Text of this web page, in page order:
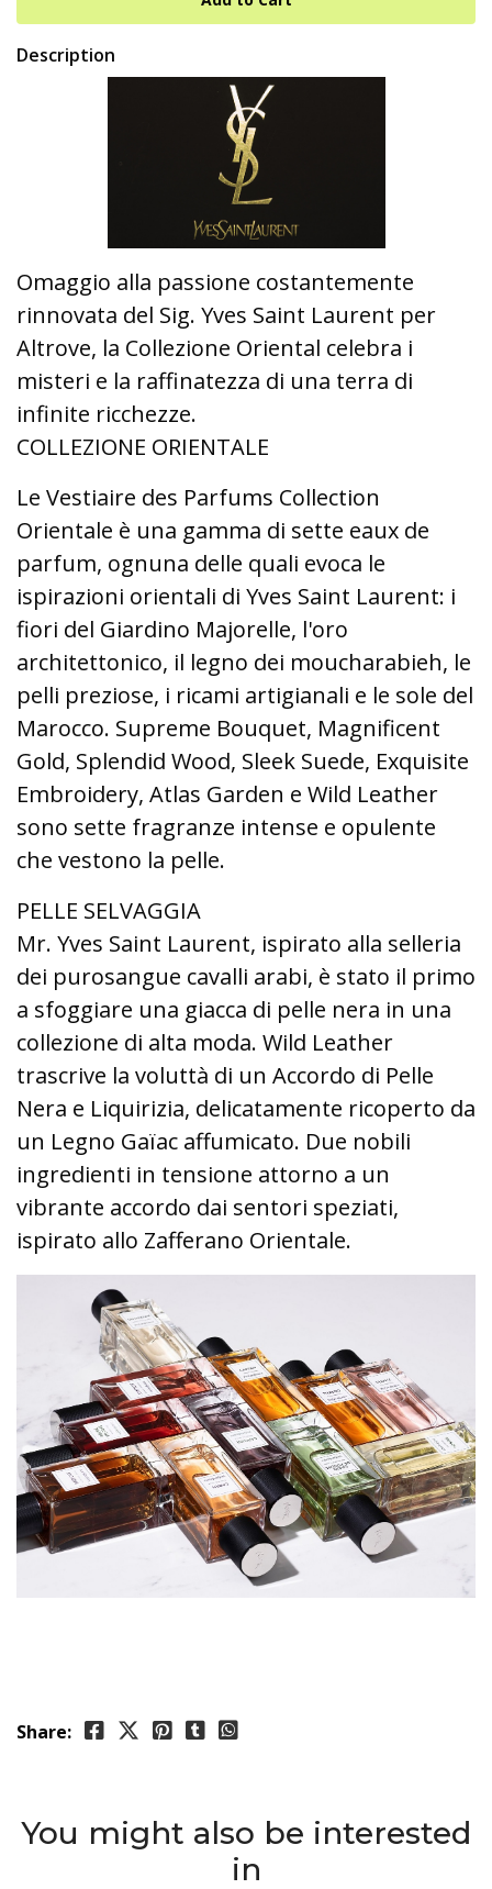
Description
Omaggio alla passione costantemente
rinnovata del Sig. Yves Saint Laurent per
Altrove, la Collezione Oriental celebra i
misteri e la raffinatezza di una terra di
infinite ricchezze.
COLLEZIONE ORIENTALE
Le Vestiaire des Parfums Collection
Orientale è una gamma di sette eaux de
parfum, ognuna delle quali evoca le
ispirazioni orientali di Yves Saint Laurent: i
fiori del Giardino Majorelle, l'oro
architettonico, il legno dei moucharabieh, le
pelli preziose, i ricami artigianali e le sole del
Marocco. Supreme Bouquet, Magnificent
Gold, Splendid Wood, Sleek Suede, Exquisite
Embroidery, Atlas Garden e Wild Leather
sono sette fragranze intense e opulente
che vestono la pelle.
PELLE SELVAGGIA
Mr. Yves Saint Laurent, ispirato alla selleria
dei purosangue cavalli arabi, è stato il primo
a sfoggiare una giacca di pelle nera in una
collezione di alta moda. Wild Leather
trascrive la voluttà di un Accordo di Pelle
Nera e Liquirizia, delicatamente ricoperto da
un Legno Gaïac affumicato. Due nobili
ingredienti in tensione attorno a un
vibrante accordo dai sentori speziati,
ispirato allo Zafferano Orientale.
Share:
You might also be interested
in